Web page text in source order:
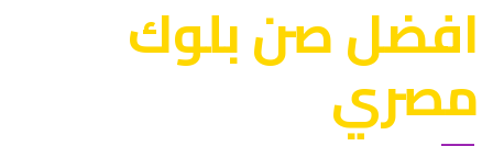
افضل صن بلوك
مصري